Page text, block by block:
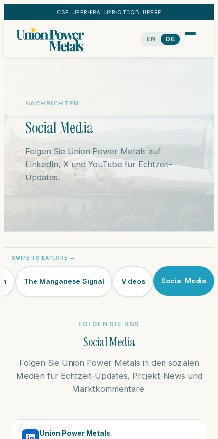
CSE: UPPR FRA: UPR OTCQB: UPERF
EN DE
NACHRICHTEN
Social Media
Folgen Sie Union Power Metals auf
LinkedIn, X und YouTube für Echtzeit-
Updates.
The Manganese Signal Videos Social Media
FOLGEN SIE UNS
Social Media
Folgen Sie Union Power Metals in den sozialen
Medien für Echtzeit-Updates, Projekt-News und
Marktkommentare.
Union Power Metals